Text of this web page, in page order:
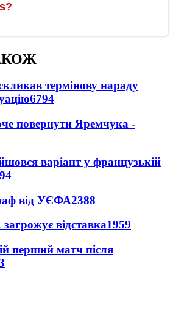
термінову нараду
6794
повернути Яремчука -
варіант у французькій
від УЄФА2388
відставка1959
перший матч після